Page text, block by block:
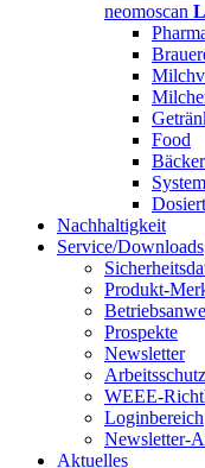
neomoscan
Food
Nachhaltigkeit
Service/Downloads
Produkt-
Prospekte
Newsletter
WEEE-
Loginbereich
Newsletter-
Aktuelles